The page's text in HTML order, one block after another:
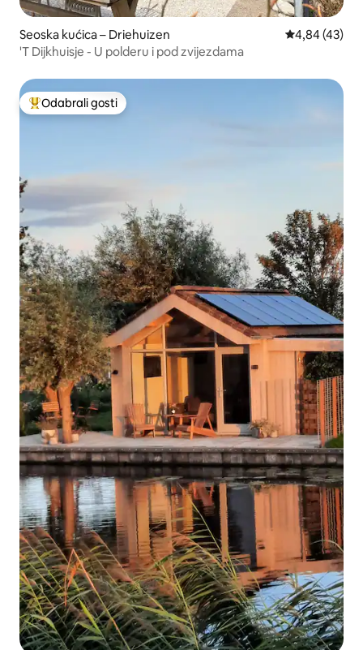
Seoska kućica – Driehuizen Prosječna
4,84 (43)
'T Dijkhuisje - U polderu i pod zvijezdama
Među najviše rangiranima s oznakom „Odabrali gosti”
Odabrali gosti